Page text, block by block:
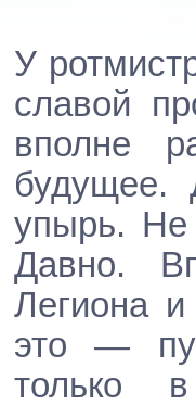
У
славой
вполне
будущее.
упырь. Не
Давно.
Легиона
это —
только